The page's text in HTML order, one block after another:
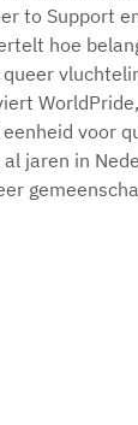
to Support
hoe
queer
voor
jaren in